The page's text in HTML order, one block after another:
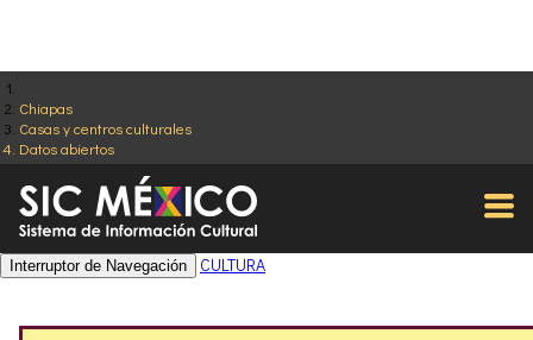
Chiapas
Casas y centros culturales
Datos abiertos
Interruptor de Navegación CULTURA